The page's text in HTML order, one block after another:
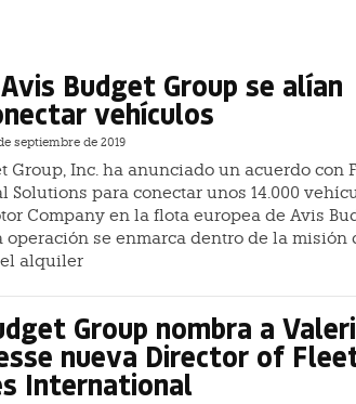
Budget Group se alían
vehículos
septiembre de 2019
Group, Inc. ha anunciado un acuerdo con
Solutions para conectar unos 14.000
Company en la flota europea de Avis
operación se enmarca dentro de la misión
alquiler
Group nombra a
nueva Director of
International